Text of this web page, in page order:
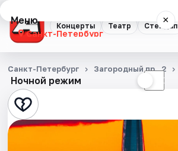
Концерты Театр Стендап
Меню ×
Санкт-Петербург
Концерты
Театр
Стендап
Ночной режим ☾
Санкт-Петербург Загородный пр., 2